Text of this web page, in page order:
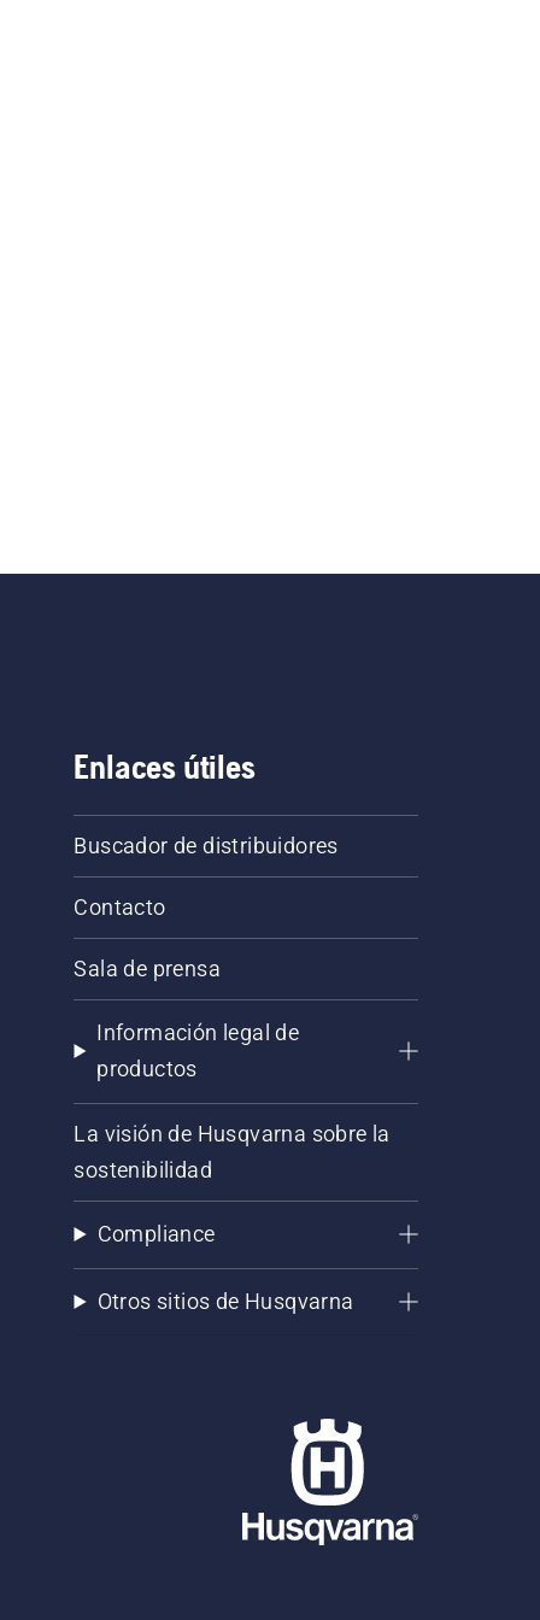
Enlaces útiles
Buscador de distribuidores
Contacto
Sala de prensa
Información legal de
productos
La visión de Husqvarna sobre la
sostenibilidad
Compliance
Otros sitios de Husqvarna